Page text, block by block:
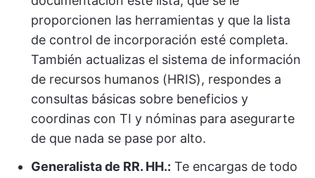
proporcionen las herramientas y que la lista
de control de incorporación esté completa.
También actualizas el sistema de información
de recursos humanos (HRIS), respondes a
consultas básicas sobre beneficios y
coordinas con TI y nóminas para asegurarte
de que nada se pase por alto.
Generalista de RR. HH.: Te encargas de todo